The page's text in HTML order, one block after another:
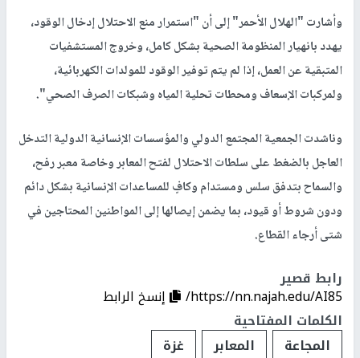
وأشارت "الهلال الأحمر" إلى أن "استمرار منع الاحتلال إدخال الوقود،
يهدد بانهيار المنظومة الصحية بشكل كامل، وخروج المستشفيات
المتبقية عن العمل، إذا لم يتم توفير الوقود للمولدات الكهربائية،
ولمركبات الإسعاف ومحطات تحلية المياه وشبكات الصرف الصحي".
وناشدت الجمعية المجتمع الدولي والمؤسسات الإنسانية الدولية التدخل
العاجل بالضغط على سلطات الاحتلال لفتح المعابر وخاصة معبر رفح،
والسماح بتدفق سلس ومستدام وكافٍ للمساعدات الإنسانية بشكل دائم
ودون شروط أو قيود، بما يضمن إيصالها إلى المواطنين المحتاجين في
شتى أرجاء القطاع.
رابط قصير
https://nn.najah.edu/AI85/
إنسخ الرابط
الكلمات المفتاحية
المجاعة
المعابر غزة